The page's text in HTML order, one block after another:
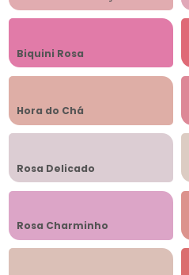
Biquini Rosa
Hora do Chá
Rosa Delicado
Rosa Charminho